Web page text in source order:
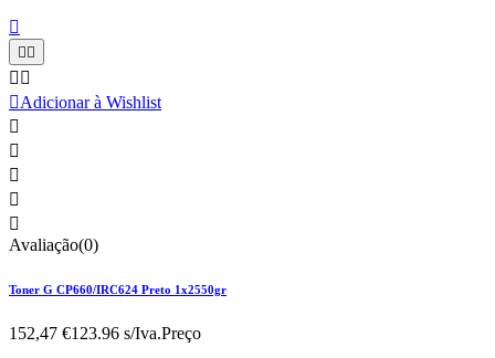

 
 
Adicionar à Wishlist





Avaliação(0)
Toner G CP660/IRC624 Preto 1x2550gr
152,47 €123.96 s/Iva.Preço